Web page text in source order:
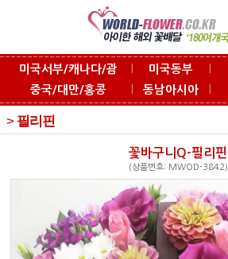
미국서부/캐나다/괌 미국동부
중국/대만/홍콩
동남아시아
> 필리핀
꽃바구니Q-필리핀
(상품번호: MWOD-3842)